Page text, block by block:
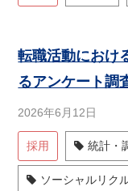
転職活動におけ
るアンケート調
2026年6月12日
採用 統計・
ソーシャルリク